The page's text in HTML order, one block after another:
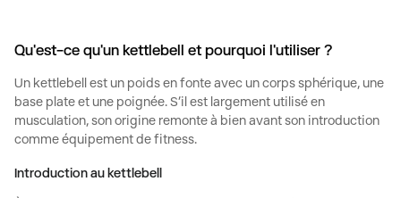
Qu'est-ce qu'un kettlebell et pourquoi l'utiliser ?
Un kettlebell
est un poids en fonte avec un corps sphérique, une
base plate et une poignée. S’il est largement utilisé en
musculation, son origine remonte à bien avant son introduction
comme équipement de fitness.
Introduction au kettlebell